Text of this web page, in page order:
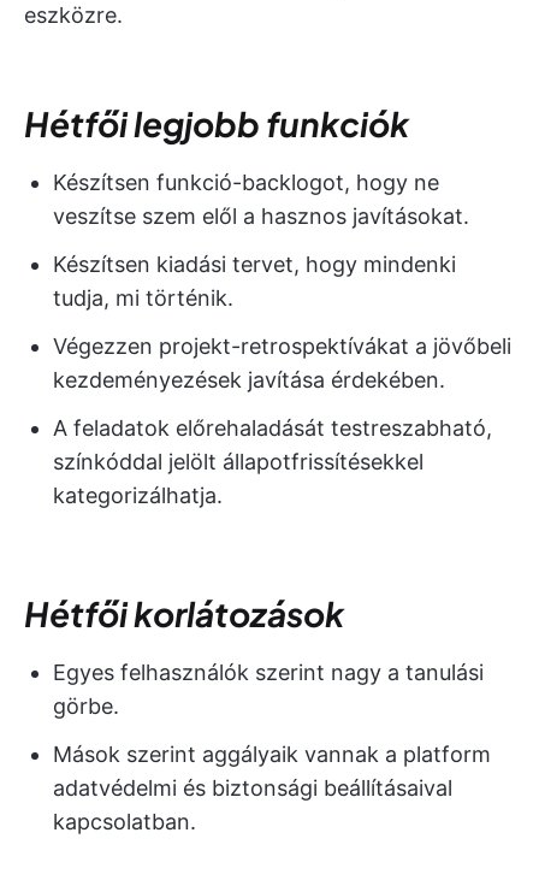
eszközre.
Hétfői legjobb funkciók
Készítsen funkció-backlogot, hogy ne
veszítse szem elől a hasznos javításokat.
Készítsen kiadási tervet, hogy mindenki
tudja, mi történik.
Végezzen projekt-retrospektívákat a jövőbeli
kezdeményezések javítása érdekében.
A feladatok előrehaladását testreszabható,
színkóddal jelölt állapotfrissítésekkel
kategorizálhatja.
Hétfői korlátozások
Egyes felhasználók szerint nagy a tanulási
görbe.
Mások szerint aggályaik vannak a platform
adatvédelmi és biztonsági beállításaival
kapcsolatban.